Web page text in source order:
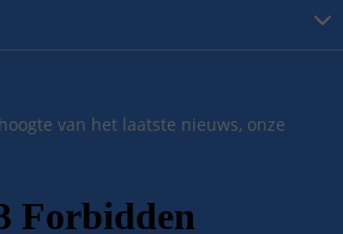
van het laatste nieuws, onze